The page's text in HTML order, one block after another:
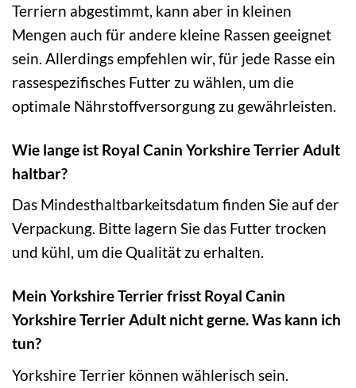
Terriern abgestimmt, kann aber in kleinen
Mengen auch für andere kleine Rassen geeignet
sein. Allerdings empfehlen wir, für jede Rasse ein
rassespezifisches Futter zu wählen, um die
optimale Nährstoffversorgung zu gewährleisten.
Wie lange ist Royal Canin Yorkshire Terrier Adult
haltbar?
Das Mindesthaltbarkeitsdatum finden Sie auf der
Verpackung. Bitte lagern Sie das Futter trocken
und kühl, um die Qualität zu erhalten.
Mein Yorkshire Terrier frisst Royal Canin
Yorkshire Terrier Adult nicht gerne. Was kann ich
tun?
Yorkshire Terrier können wählerisch sein.